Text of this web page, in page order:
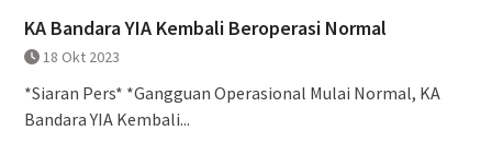
KA Bandara YIA Kembali Beroperasi Normal
18 Okt 2023
*Siaran Pers* *Gangguan Operasional Mulai Normal, KA
Bandara YIA Kembali...